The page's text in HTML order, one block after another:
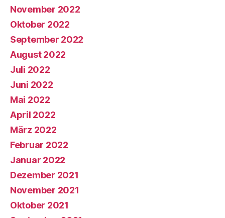
November 2022
Oktober 2022
September 2022
August 2022
Juli 2022
Juni 2022
Mai 2022
April 2022
März 2022
Februar 2022
Januar 2022
Dezember 2021
November 2021
Oktober 2021